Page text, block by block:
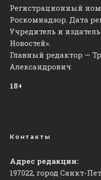
Регистрационный
Роскомнадзор. Дата
Учредитель и
Новостей».
Главный редактор —
Александрович
18+
Контакты
Адрес редакции:
197022, город Санкт-